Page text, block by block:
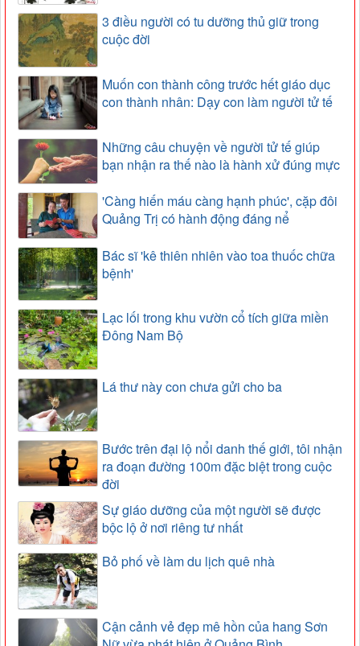
3 điều người có tu dưỡng thủ giữ trong
cuộc đời
Muốn con thành công trước hết giáo dục
con thành nhân: Dạy con làm người tử tế
Những câu chuyện về người tử tế giúp
bạn nhận ra thế nào là hành xử đúng mực
'Càng hiến máu càng hạnh phúc', cặp đôi
Quảng Trị có hành động đáng nể
Bác sĩ 'kê thiên nhiên vào toa thuốc chữa
bệnh'
Lạc lối trong khu vườn cổ tích giữa miền
Đông Nam Bộ
Lá thư này con chưa gửi cho ba
Bước trên đại lộ nổi danh thế giới, tôi nhận
ra đoạn đường 100m đặc biệt trong cuộc
đời
Sự giáo dưỡng của một người sẽ được
bộc lộ ở nơi riêng tư nhất
Bỏ phố về làm du lịch quê nhà
Cận cảnh vẻ đẹp mê hồn của hang Sơn